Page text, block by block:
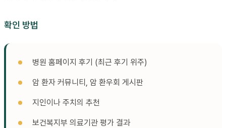
확인 방법
병원 홈페이지 후기 (최근 후기 위주)
암 환자 커뮤니티, 암 환우회 게시판
지인이나 주치의 추천
보건복지부 의료기관 평가 결과